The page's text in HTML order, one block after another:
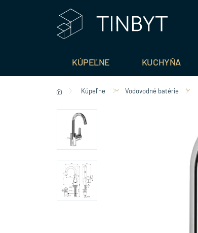
KÚPEĽNE KUCHYŇA
Kúpeľne Vodovodné batérie